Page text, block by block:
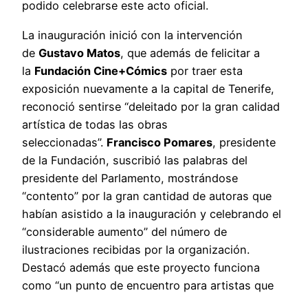
podido celebrarse este acto oficial.
La inauguración inició con la intervención
de Gustavo Matos, que además de felicitar a
la Fundación Cine+Cómics por traer esta
exposición nuevamente a la capital de Tenerife,
reconoció sentirse “deleitado por la gran calidad
artística de todas las obras
seleccionadas”. Francisco Pomares, presidente
de la Fundación, suscribió las palabras del
presidente del Parlamento, mostrándose
“contento” por la gran cantidad de autoras que
habían asistido a la inauguración y celebrando el
“considerable aumento” del número de
ilustraciones recibidas por la organización.
Destacó además que este proyecto funciona
como “un punto de encuentro para artistas que